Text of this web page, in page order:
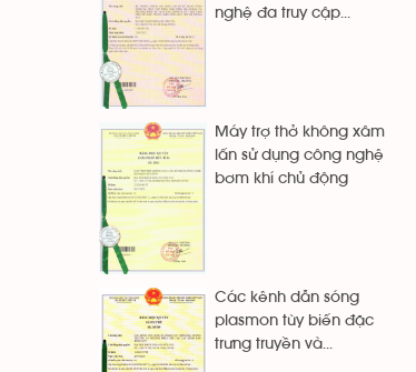
nghệ đa truy cập...
Máy trợ thở không xâm
lấn sử dụng công nghệ
bơm khí chủ động
Các kênh dẫn sóng
plasmon tùy biến đặc
trưng truyền và...